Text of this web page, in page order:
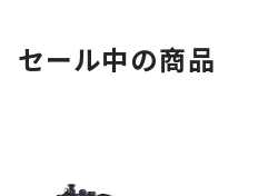
セール中の商品